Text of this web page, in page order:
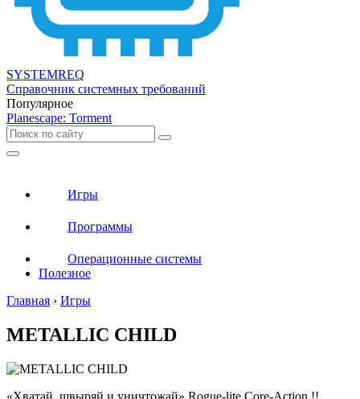
SYSTEMREQ
Справочник системных требований
Популярное
Planescape: Torment
Игры
Программы
Операционные системы
Полезное
Главная › Игры
METALLIC CHILD
«Хватай, швыряй и уничтожай» Rogue-lite Core-Action !!